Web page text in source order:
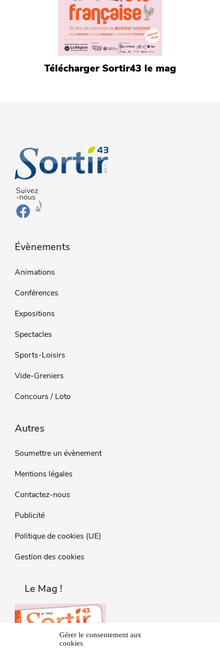
Gérer le consentement aux
cookies
Télécharger Sortir43 le mag
Évènements
Animations
Conférences
Expositions
Spectacles
Sports-Loisirs
Vide-Greniers
Concours / Loto
Autres
Soumettre un évènement
Mentions légales
Contactez-nous
Publicité
Politique de cookies (UE)
Gestion des cookies
Le Mag !